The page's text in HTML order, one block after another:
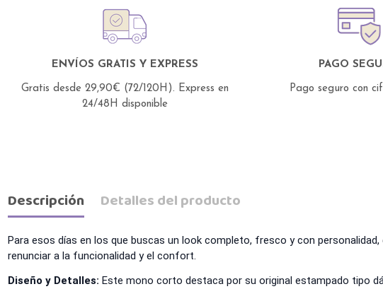
ENVÍOS GRATIS Y EXPRESS
Gratis desde 29,90€ (72/120H). Express en
24/48H disponible
PAGO
Pago seguro con
Descripción Detalles del producto
Para esos días en los que buscas un look completo, fresco y con
renunciar a la funcionalidad y el confort.
Diseño y Detalles: Este mono corto destaca por su original estampado tipo